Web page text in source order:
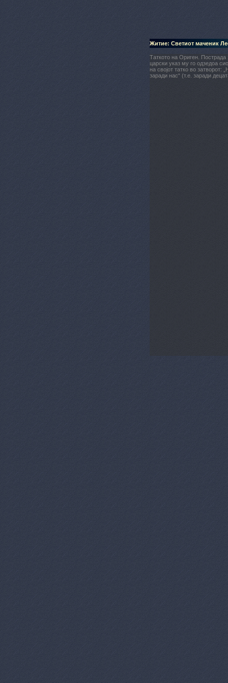
Житие: Светиот маченик
Таткото на Ориген. Пострада
царски указ му го одзедоа
на својот татко во затворот:
заради нас“ (т.е. заради